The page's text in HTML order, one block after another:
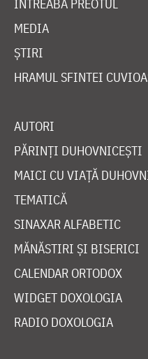
ÎNTREABĂ PREOTUL
MEDIA
ȘTIRI
HRAMUL SFINTEI
AUTORI
PĂRINȚI DUHOVNICEȘTI
MAICI CU VIAȚĂ
TEMATICĂ
SINAXAR ALFABETIC
MĂNĂSTIRI ȘI BISERICI
CALENDAR ORTODOX
WIDGET DOXOLOGIA
RADIO DOXOLOGIA